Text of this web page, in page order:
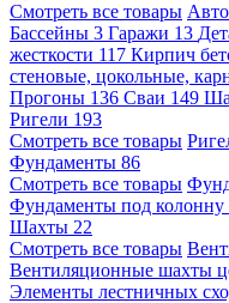
Смотреть все товары
Бассейны 3 Гаражи 13
жесткости 117 Кирпич
стеновые, цокольные,
Прогоны 136 Сваи 149
Ригели 193
Смотреть все товары
Фундаменты 86
Смотреть все товары
Фундаменты под колонну
Шахты 22
Смотреть все товары
Вентиляционные шахты
Элементы лестничных